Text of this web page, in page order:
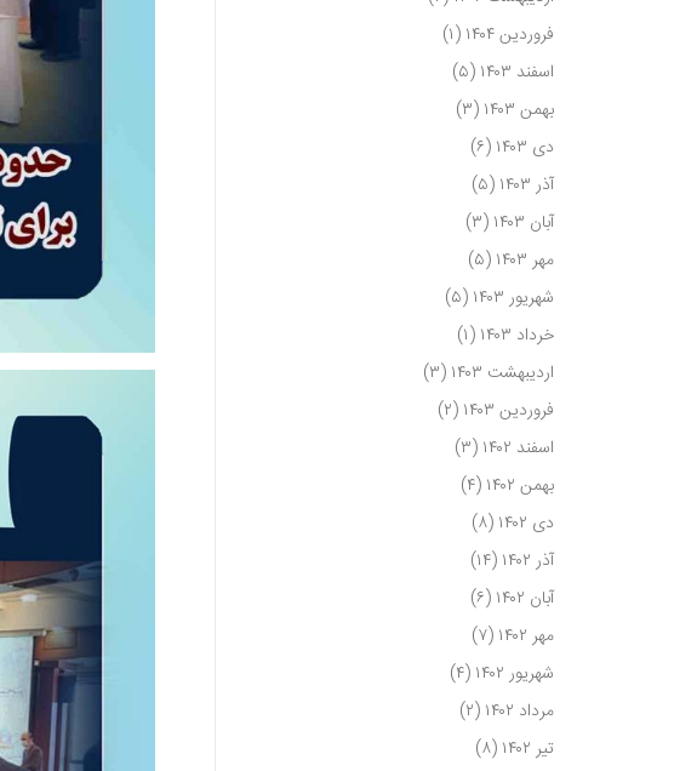
فروردین ۱۴۰۴
(۱)
اسفند ۱۴۰۳
(۵)
بهمن ۱۴۰۳
(۳)
دی ۱۴۰۳
(۶)
آذر ۱۴۰۳
(۵)
آبان ۱۴۰۳
(۳)
مهر ۱۴۰۳
(۵)
شهریور ۱۴۰۳
(۵)
خرداد ۱۴۰۳
(۱)
اردیبهشت ۱۴۰۳
(۳)
فروردین ۱۴۰۳
(۲)
اسفند ۱۴۰۲
(۳)
بهمن ۱۴۰۲
(۴)
دی ۱۴۰۲
(۸)
آذر ۱۴۰۲
(۱۴)
آبان ۱۴۰۲
(۶)
مهر ۱۴۰۲
(۷)
شهریور ۱۴۰۲
(۴)
مرداد ۱۴۰۲
(۲)
تیر ۱۴۰۲
(۸)